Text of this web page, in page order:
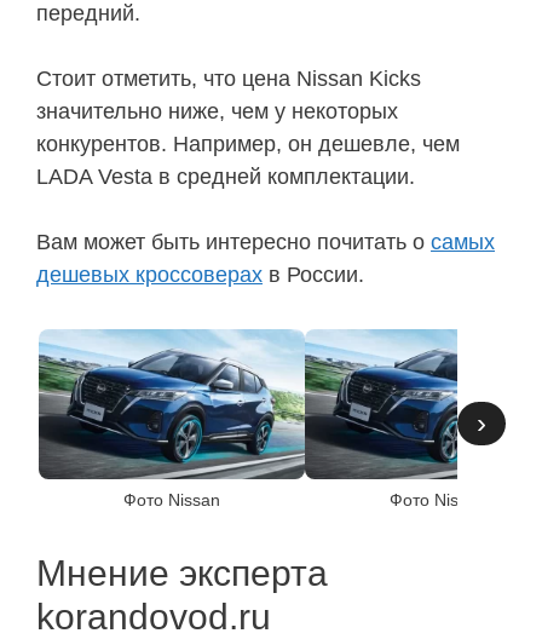
передний.
Стоит отметить, что цена Nissan Kicks
значительно ниже, чем у некоторых
конкурентов. Например, он дешевле, чем
LADA Vesta в средней комплектации.
Вам может быть интересно почитать о самых
дешевых кроссоверах в России.
Фото Nissan Фото Nissan
›
Мнение эксперта
korandovod.ru